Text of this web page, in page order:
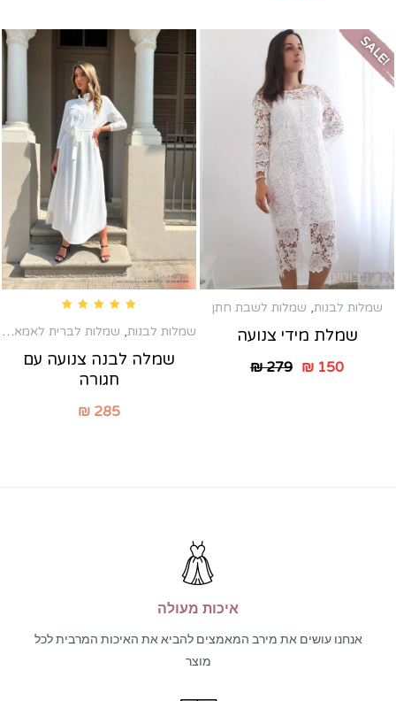
SALE!
שמלות לבנות, שמלות לשבת חתן
שמלת מידי צנועה
₪279 ₪150
שמלות לבנות, שמלות לברית לאמא,
שמלה לבנה צנועה עם
חגורה
₪ 285
איכות מעולה
אנחנו עושים את מירב המאמצים להביא את האיכות המרבית לכל
מוצר